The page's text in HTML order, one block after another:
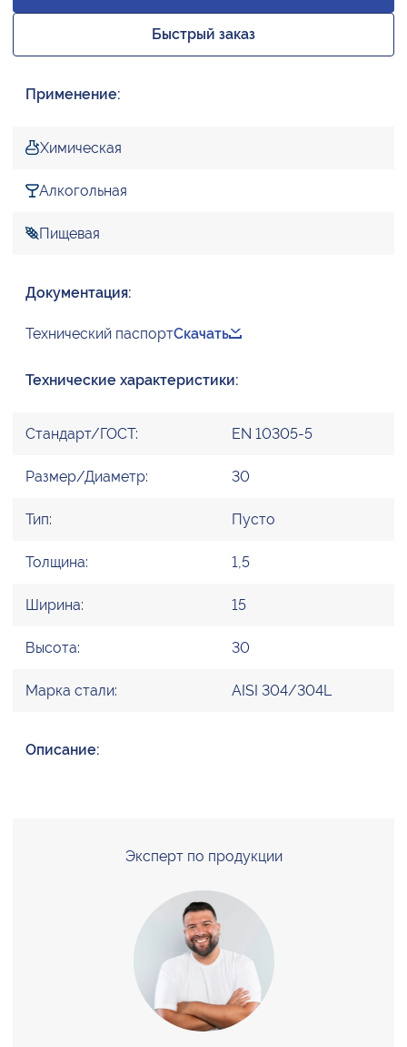
Быстрый заказ
Применение:
Химическая
Алкогольная
Пищевая
Документация:
Технический паспортСкачать
Технические характеристики:
Стандарт/ГОСТ: EN 10305-5
Размер/Диаметр: 30
Тип: Пусто
Толщина: 1,5
Ширина: 15
Высота: 30
Марка стали: AISI 304/304L
Описание:
Эксперт по продукции